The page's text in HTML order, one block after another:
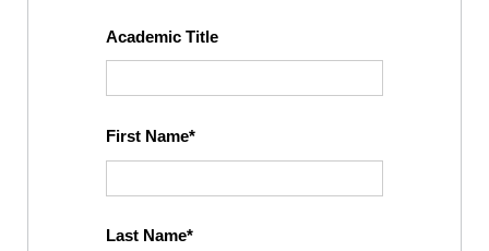
Academic Title
First Name
Last Name